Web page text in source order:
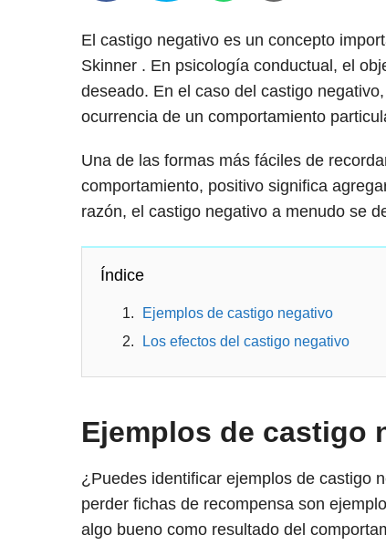
El castigo negativo es un concepto
Skinner . En psicología conductual, el
deseado. En el caso del castigo
ocurrencia de un comportamiento
Una de las formas más fáciles de
comportamiento, positivo significa
razón, el castigo negativo a menudo se
Índice
Ejemplos de castigo negativo
Los efectos del castigo negativo
Ejemplos de castigo
¿Puedes identificar ejemplos de castigo
perder fichas de recompensa son
algo bueno como resultado del